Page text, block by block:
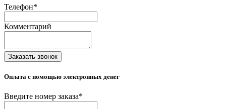
Телефон*
Комментарий
Заказать звонок
Оплата с помощью электронных денег
Введите номер заказа*